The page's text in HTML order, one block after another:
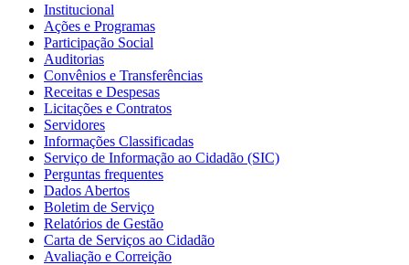
Institucional
Ações e Programas
Participação Social
Auditorias
Convênios e Transferências
Receitas e Despesas
Licitações e Contratos
Servidores
Informações Classificadas
Serviço de Informação ao Cidadão (SIC)
Perguntas frequentes
Dados Abertos
Boletim de Serviço
Relatórios de Gestão
Carta de Serviços ao Cidadão
Avaliação e Correição